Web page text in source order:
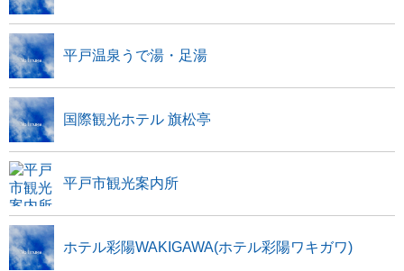
平戸温泉うで湯・足湯
国際観光ホテル 旗松亭
平戸市観光案内所
ホテル彩陽WAKIGAWA(ホテル彩陽ワキガワ)